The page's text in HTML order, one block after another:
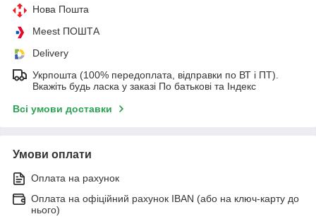
Нова Пошта
Meest ПОШТА
Delivery
Укрпошта (100% передоплата, відправки по ВТ і ПТ).
Вкажіть будь ласка у заказі По батькові та Індекс
Всі умови доставки
Умови оплати
Оплата на рахунок
Оплата на офіційний рахунок IBAN (або на ключ-карту до
нього)